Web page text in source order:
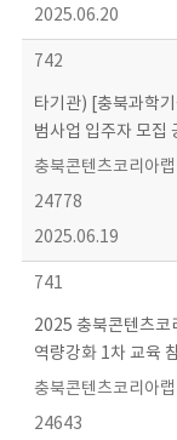
2025.06.20
742
타기관) [충북과학
범사업 입주자 모집
충북콘텐츠코리아랩
24778
2025.06.19
741
2025 충북콘텐츠코
역량강화 1차 교육
충북콘텐츠코리아랩
24643